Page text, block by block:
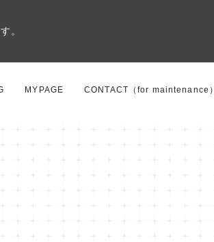
。
MYPAGE CONTACT（for maintenance）